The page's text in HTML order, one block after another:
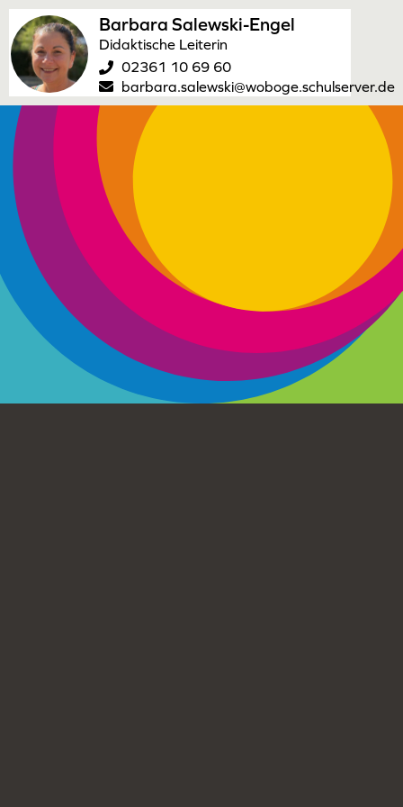
Barbara Salewski-Engel
Didaktische Leiterin
02361 10 69 60
barbara.salewski@woboge.schulserver.de